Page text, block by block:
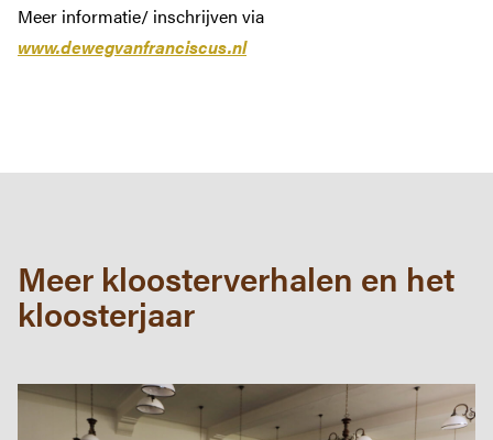
Meer informatie/ inschrijven via
www.dewegvanfranciscus.nl
Meer kloosterverhalen en het
kloosterjaar